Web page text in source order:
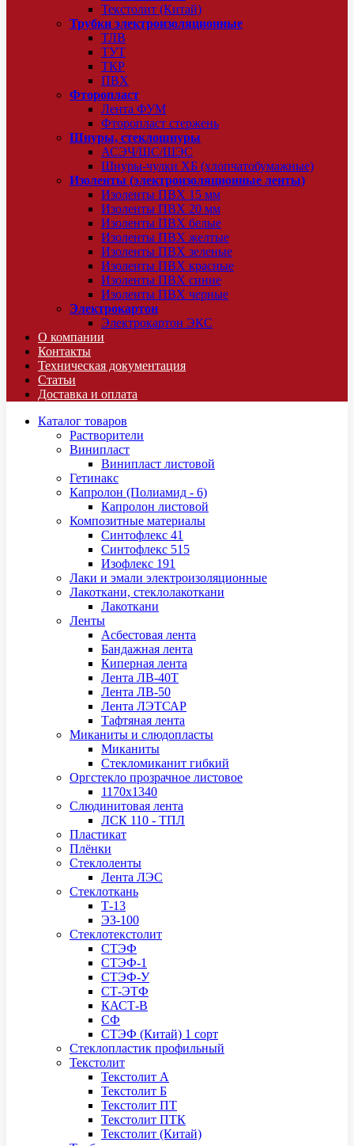
Текстолит (Китай)
Трубки электроизоляционные
ТЛВ
ТУТ
ТКР
ПВХ
Фторопласт
Лента ФУМ
Фторопласт стержень
Шнуры, стеклошнуры
АСЭЧ/ШС/ШЭС
Шнуры-чулки ХБ (хлопчатобумажные)
Изоленты (электроизоляционные ленты)
Изоленты ПВХ 15 мм
Изоленты ПВХ 20 мм
Изоленты ПВХ белые
Изоленты ПВХ желтые
Изоленты ПВХ зеленые
Изоленты ПВХ красные
Изоленты ПВХ синие
Изоленты ПВХ черные
Электрокартон
Электрокартон ЭКС
О компании
Контакты
Техническая документация
Статьи
Доставка и оплата
Каталог товаров
Растворители
Винипласт
Винипласт листовой
Гетинакс
Капролон (Полиамид - 6)
Капролон листовой
Композитные материалы
Синтофлекс 41
Синтофлекс 515
Изофлекс 191
Лаки и эмали электроизоляционные
Лакоткани, стеклолакоткани
Лакоткани
Ленты
Асбестовая лента
Бандажная лента
Киперная лента
Лента ЛВ-40Т
Лента ЛВ-50
Лента ЛЭТСАР
Тафтяная лента
Миканиты и слюдопласты
Миканиты
Стекломиканит гибкий
Оргстекло прозрачное листовое
1170х1340
Слюдинитовая лента
ЛСК 110 - ТПЛ
Пластикат
Плёнки
Стеклоленты
Лента ЛЭС
Стеклоткань
Т-13
ЭЗ-100
Стеклотекстолит
СТЭФ
СТЭФ-1
СТЭФ-У
СТ-ЭТФ
КАСТ-В
СФ
СТЭФ (Китай) 1 сорт
Стеклопластик профильный
Текстолит
Текстолит А
Текстолит Б
Текстолит ПТ
Текстолит ПТК
Текстолит (Китай)